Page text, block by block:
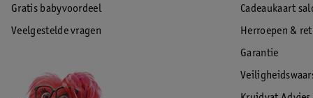
Gratis babyvoordeel
Veelgestelde vragen
Cadeaukaart
Herroepen &
Garantie